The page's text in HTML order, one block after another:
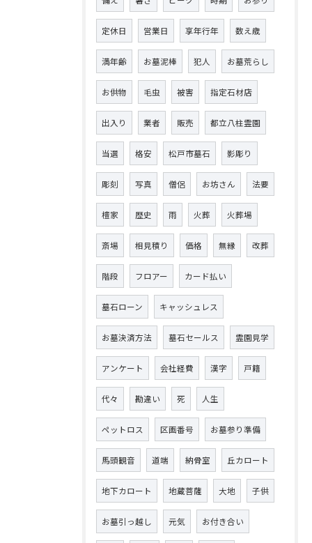
定休日 営業日 享年行年 数え歳
満年齢 お墓泥棒 犯人 お墓荒らし
お供物 毛虫 被害 指定石材店
出入り 業者 販売 都立八柱霊園
当選 格安 松戸市墓石 影彫り
彫刻 写真 僧侶 お坊さん 法要
檀家 歴史 雨 火葬 火葬場
斎場 相見積り 価格 無縁 改葬
階段 フロアー カード払い
墓石ローン キャッシュレス
お墓決済方法 墓石セールス 霊園見学
アンケート 会社経費 漢字 戸籍
代々 勘違い 死 人生
ペットロス 区画番号 お墓参り準備
馬頭観音 道端 納骨室 丘カロート
地下カロート 地蔵菩薩 大地 子供
お墓引っ越し 元気 お付き合い